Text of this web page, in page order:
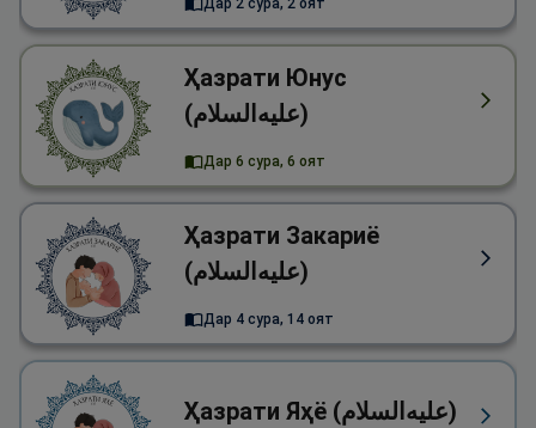
Дар 2 сура, 2 оят
Ҳазрати Юнус
(علیه‌السلام)
Дар 6 сура, 6 оят
Ҳазрати Закариё
(علیه‌السلام)
Дар 4 сура, 14 оят
Ҳазрати Яҳё (علیه‌السلام)